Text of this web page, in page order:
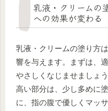
乳液・クリームの
への効果が変わる
乳液・クリームの塗り方
響を与えます。まずは、
やさしくなじませましょ
高い部分は、少し多めに
に、指の腹で優しくマッ